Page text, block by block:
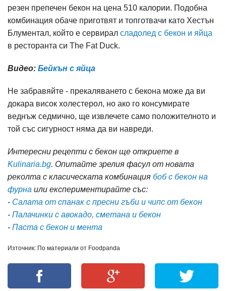
резен препечен бекон на цена 510 калории. Подобна
комбинация обаче приготвят и топготвачи като Хестън
Блументал, който е сервирал сладолед с бекон и яйца
в ресторанта си The Fat Duck.
Видео: Бейкън с яйца
Не забравяйте - прекаляването с бекона може да ви
докара висок холестерол, но ако го консумирате
веднъж седмично, ще извлечете само положителното и
той със сигурност няма да ви навреди.
Интересни рецепти с бекон ще откриете в
Kulinaria.bg. Опитайте зрелия фасул от новата
реколта с класическата комбинация боб с бекон на
фурна или експериментирайте със:
- Салата от спанак с пресни гъби и чипс от бекон
- Палачинки с авокадо, сметана и бекон
- Паста с бекон и мента
Източник: По материали от Foodpanda